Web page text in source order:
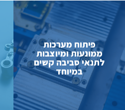
פיתוח מערכות
ממונעות ומיוצבות
לתנאי סביבה קשים
במיוחד
קרא עוד